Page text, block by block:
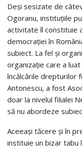
Deşi sesizate de
Ogoranu, instituţiile
activitate îl constituie
democraţiei în
subiect. La fel şi
organizaţie care a
încălcările drepturilor
Antonescu, a fost
doar la nivelul filialei
să nu abordeze
Aceeaşi tăcere şi în
instituie un bizar tabu